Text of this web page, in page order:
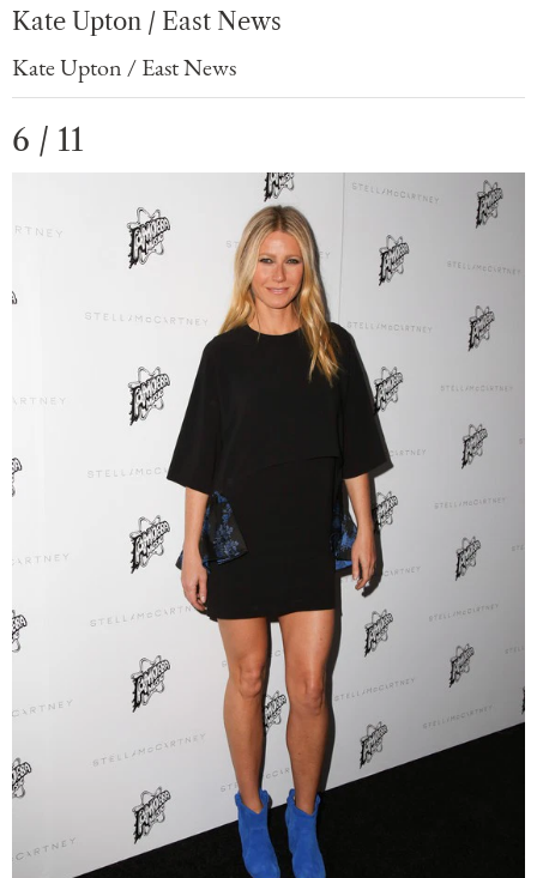
Kate Upton / East News
Kate Upton / East News
6 / 11